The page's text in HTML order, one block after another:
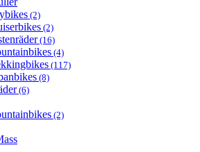
(2)
(2)
(16)
(4)
(117)
(8)
(6)
(2)